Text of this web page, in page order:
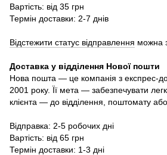
Вартість: від 35 грн
Термін доставки: 2-7 днів
Відстежити статус відправлення можна
Доставка у відділення Нової пошти
Нова пошта — це компанія з експрес-
2001 року. Її мета — забезпечувати
клієнта — до відділення, поштомату
Відправка: 2-5 робочих дні
Вартість: від 65 грн
Термін доставки: 1-3 дні